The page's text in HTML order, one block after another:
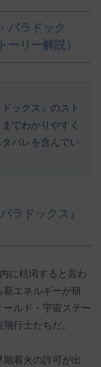
パラドック
ーリー解説）
ックス』のスト
でわかりやすく
バレを含んでい
ラドックス』
に枯渇すると言わ
新エネルギーが研
ルド・宇宙ステー
行士たちだ。
着火の許可が出